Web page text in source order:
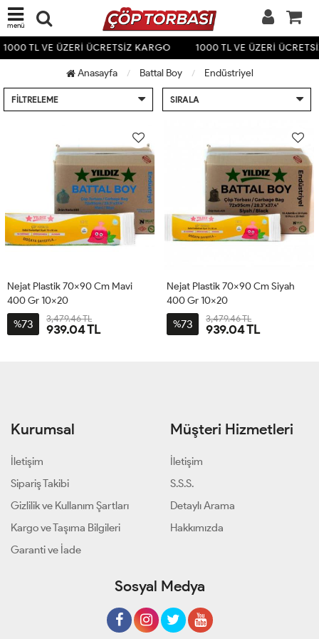
menü
1000 TL VE ÜZERİ ÜCRETSİZ KARGO 1000 TL VE ÜZERİ
Anasayfa Battal Boy Endüstriyel
FILTRELEME SIRALA
Nejat Plastik 70x90 Cm Mavi
400 Gr 10x20
%73 3,479.46 TL
939.04 TL
Nejat Plastik 70x90 Cm Siyah
400 Gr 10x20
%73 3,479.46 TL
939.04 TL
Kurumsal
İletişim
Sipariş Takibi
Gizlilik ve Kullanım Şartları
Kargo ve Taşıma Bilgileri
Garanti ve İade
Müşteri Hizmetleri
İletişim
S.S.S.
Detaylı Arama
Hakkımızda
Sosyal Medya